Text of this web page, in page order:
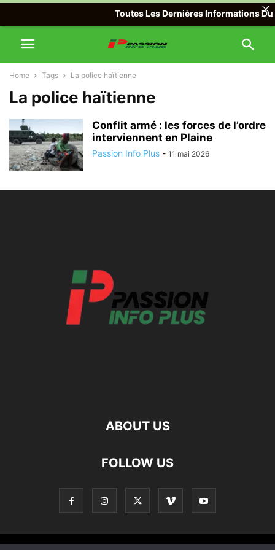
Home Tags La police haïtienne
La police haïtienne
Conflit armé : les forces de l’ordre
interviennent en Plaine
Passion Info Plus - 11 mai 2026
ABOUT US
FOLLOW US
Toutes Les Dernières Informations